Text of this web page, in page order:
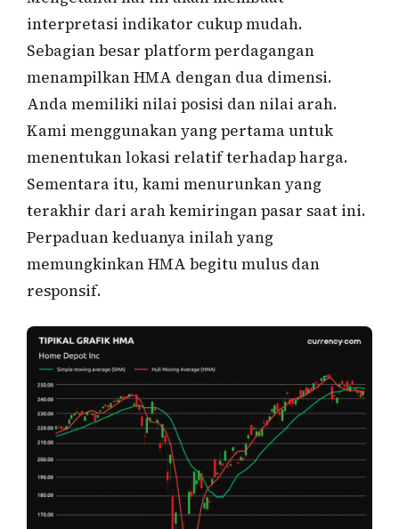
interpretasi indikator cukup mudah.
Sebagian besar platform perdagangan
menampilkan HMA dengan dua dimensi.
Anda memiliki nilai posisi dan nilai arah.
Kami menggunakan yang pertama untuk
menentukan lokasi relatif terhadap harga.
Sementara itu, kami menurunkan yang
terakhir dari arah kemiringan pasar saat ini.
Perpaduan keduanya inilah yang
memungkinkan HMA begitu mulus dan
responsif.